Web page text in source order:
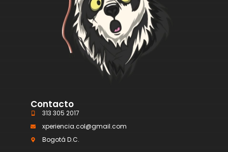
Contacto
313 305 2017
xperiencia.col@gmail.com
Bogotá D.C.